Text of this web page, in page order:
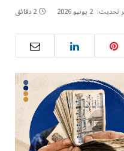
تحديث: 2 يونيو 2026 2 دقائق